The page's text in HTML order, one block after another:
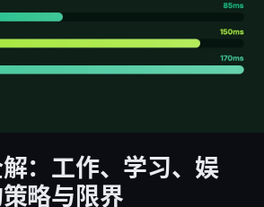
：工作、学习、娱
略与限界